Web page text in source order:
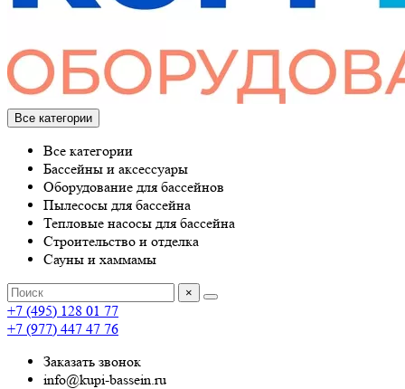
Все категории
Все категории
Бассейны и аксессуары
Оборудование для бассейнов
Пылесосы для бассейна
Тепловые насосы для бассейна
Строительство и отделка
Сауны и хаммамы
×
+7 (495) 128 01 77
+7 (977) 447 47 76
Заказать звонок
info@kupi-bassein.ru